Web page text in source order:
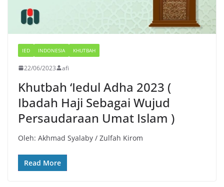
IED INDONESIA KHUTBAH
22/06/2023 afi
Khutbah ‘Iedul Adha 2023 (
Ibadah Haji Sebagai Wujud
Persaudaraan Umat Islam )
Oleh: Akhmad Syalaby / Zulfah Kirom
Read More